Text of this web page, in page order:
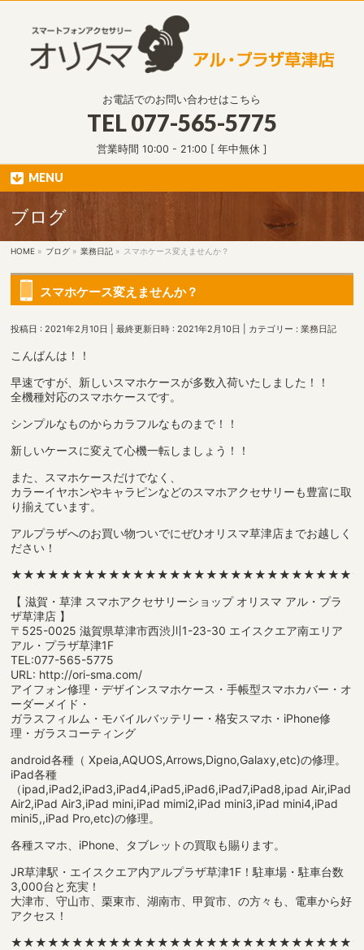
お電話でのお問い合わせはこちら
TEL077-565-5775
営業時間 10:00 - 21:00 [ 年中無休 ]
MENU
ブログ
HOME » ブログ » 業務日記 » スマホケース変えませんか？
スマホケース変えませんか？
投稿日 : 2021年2月10日 最終更新日時 : 2021年2月10日 カテゴリー :業務日記
こんばんは！！
早速ですが、新しいスマホケースが多数入荷いたしました！！
全機種対応のスマホケースです。
シンプルなものからカラフルなものまで！！
新しいケースに変えて心機一転しましょう！！
また、スマホケースだけでなく、
カラーイヤホンやキャラピンなどのスマホアクセサリーも豊富に取
り揃えています。
アルプラザへのお買い物ついでにぜひオリスマ草津店までお越しく
ださい！
【 滋賀・草津 スマホアクセサリーショップ オリスマ アル・プラ
ザ草津店 】
〒525-0025 滋賀県草津市西渋川1-23-30 エイスクエア南エリア
アル・プラザ草津1F
TEL:077-565-5775
URL: http://ori-sma.com/
アイフォン修理・デザインスマホケース・手帳型スマホカバー・オ
ーダーメイド・
ガラスフィルム・モバイルバッテリー・格安スマホ・iPhone修
理・ガラスコーティング
android各種（ Xpeia,AQUOS,Arrows,Digno,Galaxy,etc)の修理。
iPad各種
（ipad,iPad2,iPad3,iPad4,iPad5,iPad6,iPad7,iPad8,ipad Air,iPad
Air2,iPad Air3,iPad mini,iPad mimi2,iPad mini3,iPad mini4,iPad
mini5,,iPad Pro,etc)の修理。
各種スマホ、iPhone、タブレットの買取も賜ります。
JR草津駅・エイスクエア内アルプラザ草津1F！駐車場・駐車台数
3,000台と充実！
大津市、守山市、栗東市、湖南市、甲賀市、の方々も、電車から好
アクセス！